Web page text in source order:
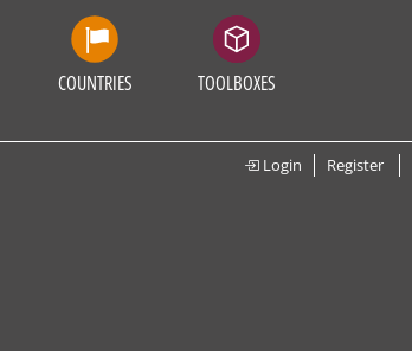
COUNTRIES TOOLBOXES
Login Register